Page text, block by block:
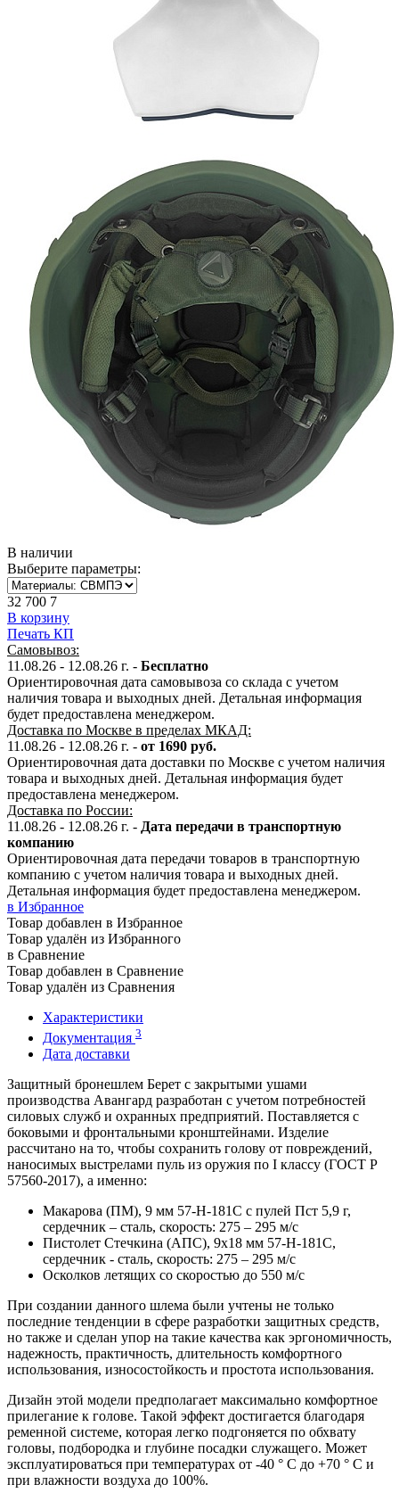
В наличии
Выберите параметры:
32 700 7
В корзину
Печать КП
Самовывоз:
11.08.26 - 12.08.26 г. - Бесплатно
Ориентировочная дата самовывоза со склада с учетом
наличия товара и выходных дней. Детальная информация
будет предоставлена менеджером.
Доставка по Москве в пределах МКАД:
11.08.26 - 12.08.26 г. - от 1690 руб.
Ориентировочная дата доставки по Москве с учетом наличия
товара и выходных дней. Детальная информация будет
предоставлена менеджером.
Доставка по России:
11.08.26 - 12.08.26 г. - Дата передачи в транспортную
компанию
Ориентировочная дата передачи товаров в транспортную
компанию с учетом наличия товара и выходных дней.
Детальная информация будет предоставлена менеджером.
в Избранное
Товар добавлен в Избранное
Товар удалён из Избранного
в Сравнение
Товар добавлен в Сравнение
Товар удалён из Сравнения
Характеристики
Документация 3
Дата доставки
Защитный бронешлем Берет с закрытыми ушами
производства Авангард разработан с учетом потребностей
силовых служб и охранных предприятий. Поставляется с
боковыми и фронтальными кронштейнами. Изделие
рассчитано на то, чтобы сохранить голову от повреждений,
наносимых выстрелами пуль из оружия по I классу (ГОСТ Р
57560-2017), а именно:
Макарова (ПМ), 9 мм 57-Н-181С с пулей Пст 5,9 г,
сердечник – сталь, скорость: 275 – 295 м/с
Пиcтолет Стечкина (АПС), 9x18 мм 57-Н-181С,
сердечник - сталь, скорость: 275 – 295 м/с
Осколков летящих со скоростью до 550 м/с
При создании данного шлема были учтены не только
последние тенденции в сфере разработки защитных средств,
но также и сделан упор на такие качества как эргономичность,
надежность, практичность, длительность комфортного
использования, износостойкость и простота использования.
Дизайн этой модели предполагает максимально комфортное
прилегание к голове. Такой эффект достигается благодаря
ременной системе, которая легко подгоняется по обхвату
головы, подбородка и глубине посадки служащего. Может
эксплуатироваться при температурах от -40 ° С до +70 ° С и
при влажности воздуха до 100%.